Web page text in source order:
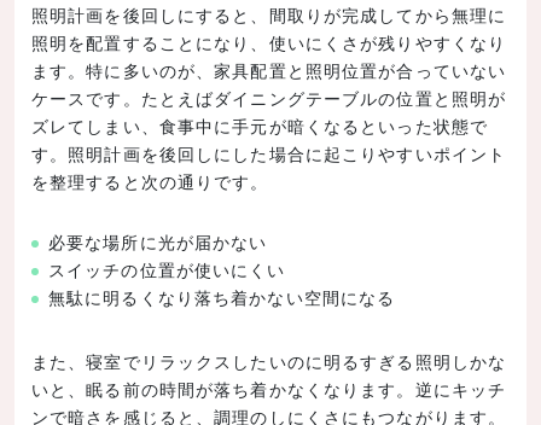
照明計画を後回しにすると、間取りが完成してから無理に
照明を配置することになり、使いにくさが残りやすくなり
ます。特に多いのが、家具配置と照明位置が合っていない
ケースです。たとえばダイニングテーブルの位置と照明が
ズレてしまい、食事中に手元が暗くなるといった状態で
す。照明計画を後回しにした場合に起こりやすいポイント
を整理すると次の通りです。
必要な場所に光が届かない
スイッチの位置が使いにくい
無駄に明るくなり落ち着かない空間になる
また、寝室でリラックスしたいのに明るすぎる照明しかな
いと、眠る前の時間が落ち着かなくなります。逆にキッチ
ンで暗さを感じると、調理のしにくさにもつながります。